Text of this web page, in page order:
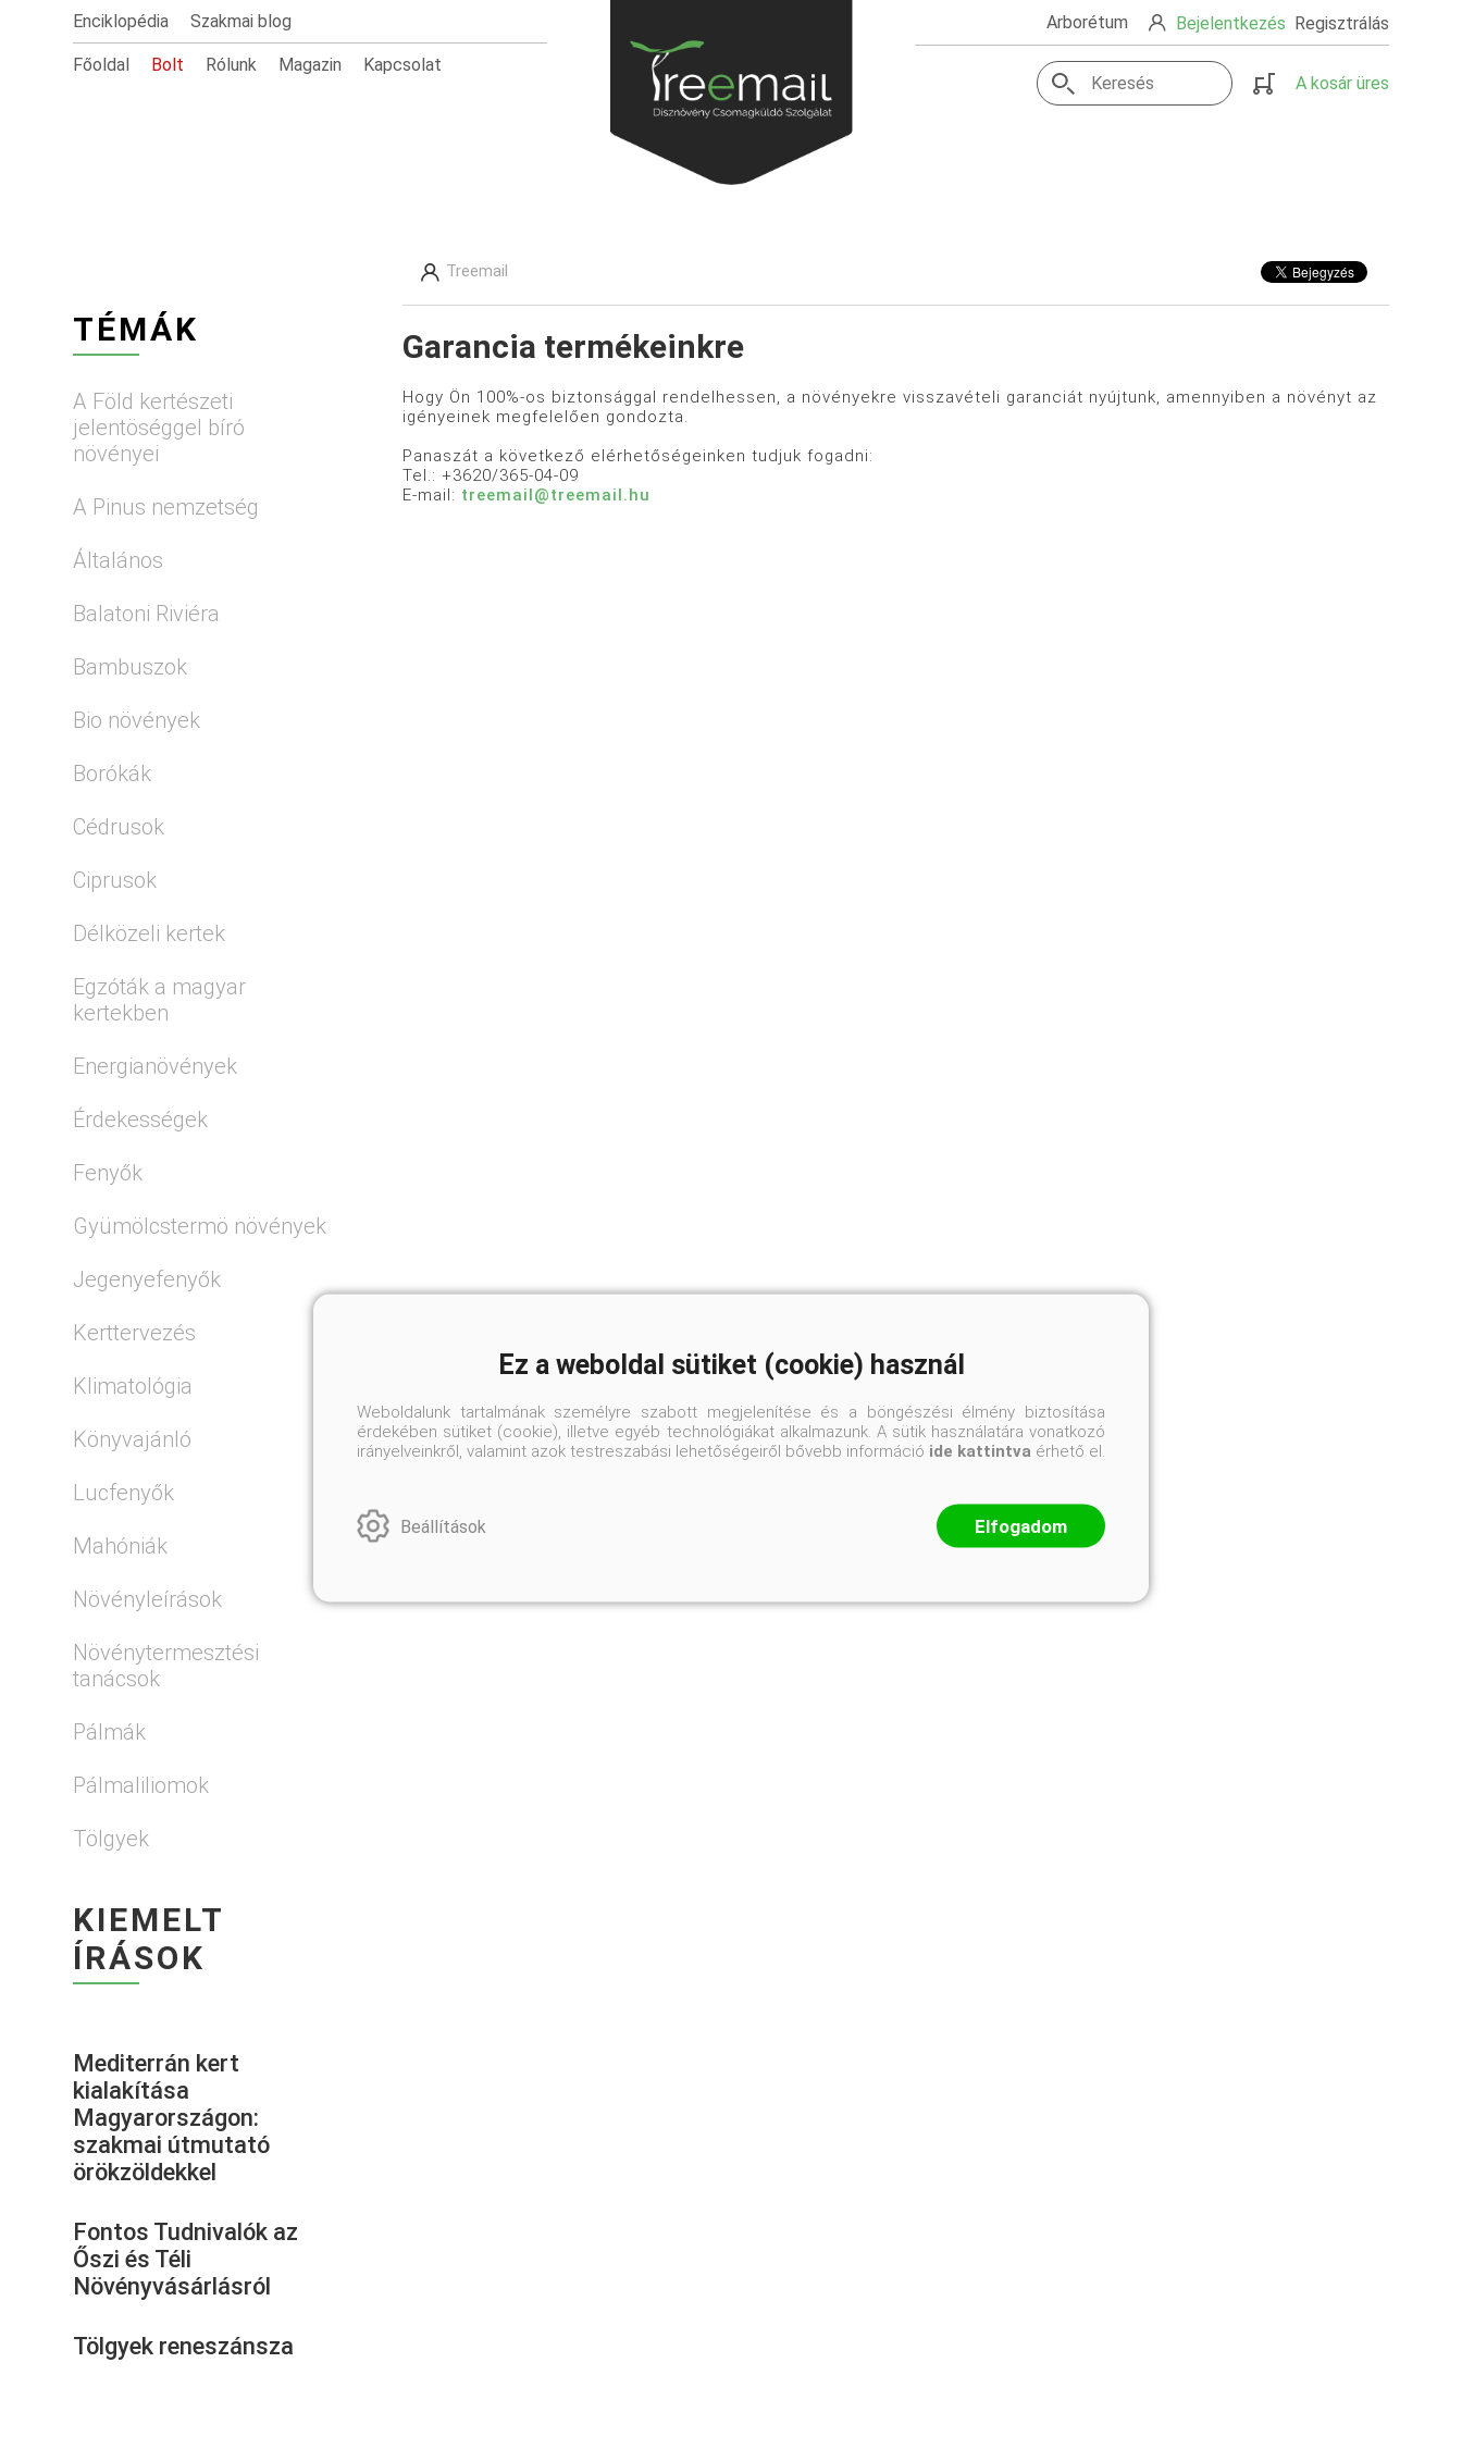
Enciklopédia Szakmai blog
Főoldal Bolt Rólunk Magazin Kapcsolat
Arborétum Bejelentkezés Regisztrálás
A kosár üres
TÉMÁK
A Föld kertészeti
jelentöséggel bíró
növényei
A Pinus nemzetség
Általános
Balatoni Riviéra
Bambuszok
Bio növények
Borókák
Cédrusok
Ciprusok
Délközeli kertek
Egzóták a magyar
kertekben
Energianövények
Érdekességek
Fenyők
Gyümölcstermö növények
Jegenyefenyők
Kerttervezés
Klimatológia
Könyvajánló
Lucfenyők
Mahóniák
Növényleírások
Növénytermesztési
tanácsok
Pálmák
Pálmaliliomok
Tölgyek
KIEMELT
ÍRÁSOK
Mediterrán kert
kialakítása
Magyarországon:
szakmai útmutató
örökzöldekkel
Fontos Tudnivalók az
Őszi és Téli
Növényvásárlásról
Tölgyek reneszánsza
Treemail
Garancia termékeinkre
Hogy Ön 100%-os biztonsággal rendelhessen, a növényekre visszavételi garanciát nyújtunk, amennyiben a növényt az
igényeinek megfelelően gondozta.
Panaszát a következő elérhetőségeinken tudjuk fogadni:
Tel.: +3620/365-04-09
E-mail: treemail@treemail.hu
Ez a weboldal sütiket (cookie) használ
Weboldalunk tartalmának személyre szabott megjelenítése és a böngészési élmény biztosítása
érdekében sütiket (cookie), illetve egyéb technológiákat alkalmazunk. A sütik használatára vonatkozó
irányelveinkről, valamint azok testreszabási lehetőségeiről bővebb információ ide kattintva érhető el.
Beállítások Elfogadom